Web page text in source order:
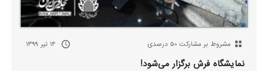
مشروط بر مشارکت 50 درصدی ۱۴ تیر ۱۳۹۹
نمایشگاه فرش برگزار می‌شود!